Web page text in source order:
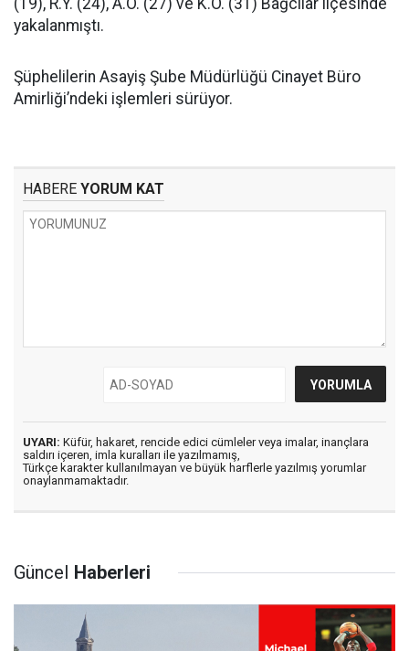
(19), R.Y. (24), A.Ö. (27) ve K.Ö. (31) Bağcılar ilçesinde
yakalanmıştı.
Şüphelilerin Asayiş Şube Müdürlüğü Cinayet Büro
Amirliği’ndeki işlemleri sürüyor.
HABERE YORUM KAT
UYARI: Küfür, hakaret, rencide edici cümleler veya imalar, inançlara
saldırı içeren, imla kuralları ile yazılmamış,
Türkçe karakter kullanılmayan ve büyük harflerle yazılmış yorumlar
onaylanmamaktadır.
Güncel Haberleri